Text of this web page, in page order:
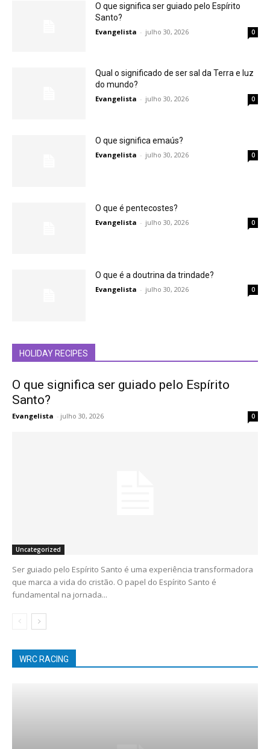
O que significa ser guiado pelo Espírito
Santo?
Evangelista - julho 30, 2026 0
Qual o significado de ser sal da Terra e luz
do mundo?
Evangelista - julho 30, 2026 0
O que significa emaús?
Evangelista - julho 30, 2026 0
O que é pentecostes?
Evangelista - julho 30, 2026 0
O que é a doutrina da trindade?
Evangelista - julho 30, 2026 0
HOLIDAY RECIPES
O que significa ser guiado pelo Espírito
Santo?
Evangelista - julho 30, 2026 0
Uncategorized
Ser guiado pelo Espírito Santo é uma experiência transformadora
que marca a vida do cristão. O papel do Espírito Santo é
fundamental na jornada...
WRC RACING